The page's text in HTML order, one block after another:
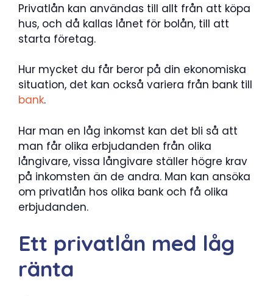
Privatlån kan användas till allt från att köpa
hus, och då kallas lånet för bolån, till att
starta företag.
Hur mycket du får beror på din ekonomiska
situation, det kan också variera från bank till
bank.
Har man en låg inkomst kan det bli så att
man får olika erbjudanden från olika
långivare, vissa långivare ställer högre krav
på inkomsten än de andra. Man kan ansöka
om privatlån hos olika bank och få olika
erbjudanden.
Ett privatlån med låg
ränta